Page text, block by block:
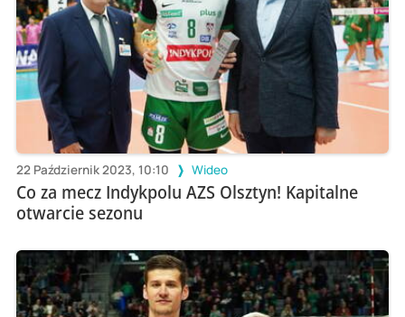
22 Październik 2023, 10:10 Wideo
Co za mecz Indykpolu AZS Olsztyn! Kapitalne
otwarcie sezonu